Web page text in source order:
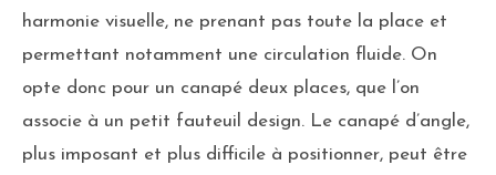
harmonie visuelle, ne prenant pas toute la place et
permettant notamment une circulation fluide. On
opte donc pour un canapé deux places, que l’on
associe à un petit fauteuil design. Le canapé d’angle,
plus imposant et plus difficile à positionner, peut être